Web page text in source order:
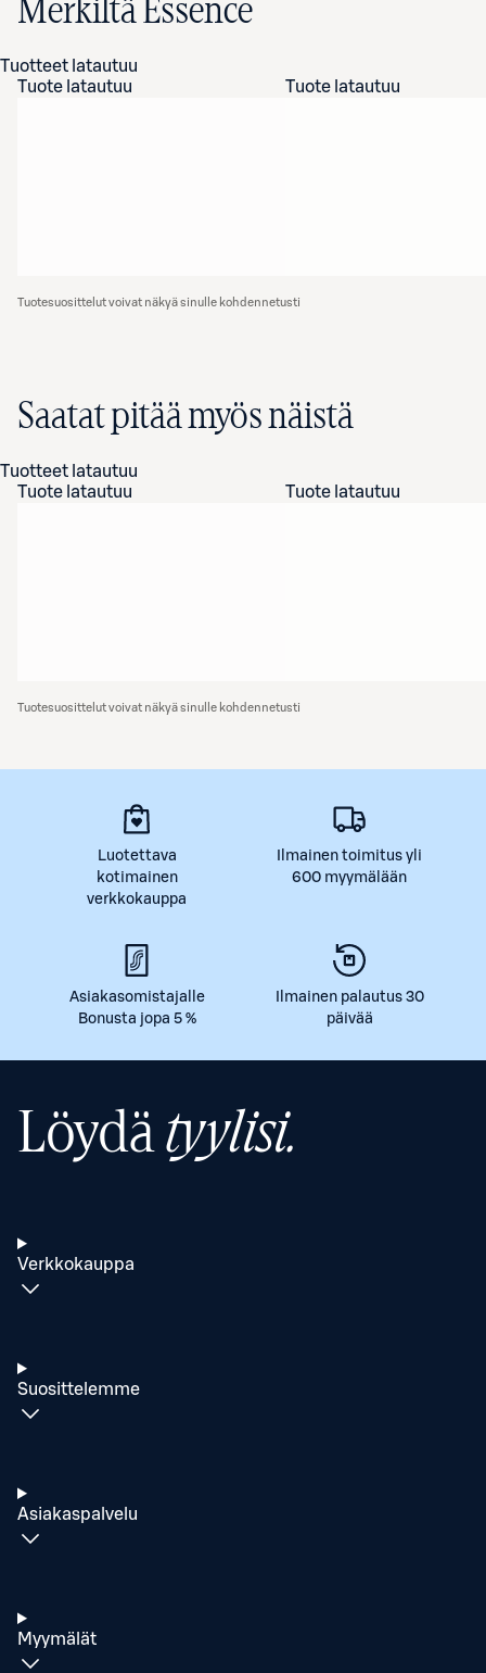
Merkiltä Essence
Tuotteet latautuu
Tuote latautuu
Tuote latautuu
Tuotesuosittelut voivat näkyä sinulle kohdennetusti
Saatat pitää myös näistä
Tuotteet latautuu
Tuote latautuu
Tuote latautuu
Tuotesuosittelut voivat näkyä sinulle kohdennetusti
Luotettava
kotimainen
verkkokauppa
Ilmainen toimitus yli
600 myymälään
Asiakasomistajalle
Bonusta jopa 5 %
Ilmainen palautus 30
päivää
Löydätyylisi.
Verkkokauppa
Suosittelemme
Asiakaspalvelu
Myymälät